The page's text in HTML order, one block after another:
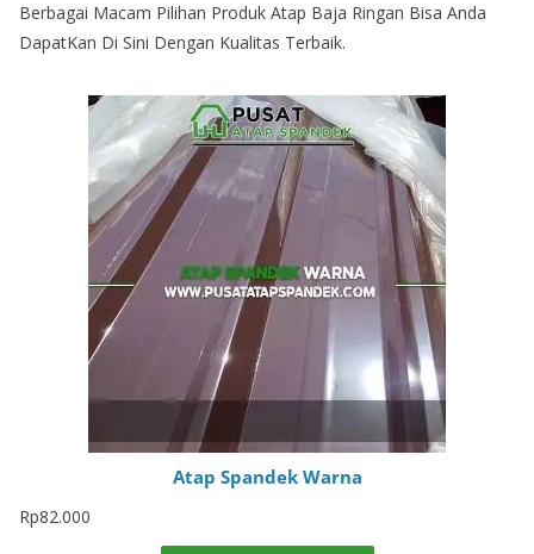
Berbagai Macam Pilihan Produk Atap Baja Ringan Bisa Anda
DapatKan Di Sini Dengan Kualitas Terbaik.
Atap Spandek Warna
Rp82.000